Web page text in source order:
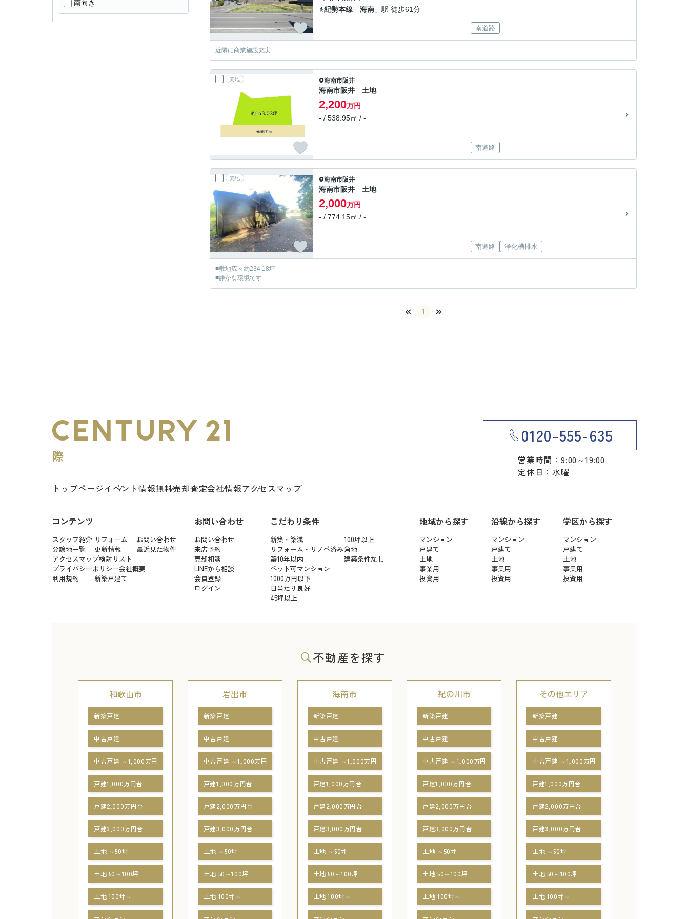
紀勢本線 「海南 」駅 徒歩61分
南道路
近隣に商業施設充実
売地 海南市阪井
海南市阪井 土地
2,200万円
- / 538.95㎡ / -
南道路
売地 海南市阪井
海南市阪井 土地
2,000万円
- / 774.15㎡ / -
南道路 浄化槽排水
■敷地広々約234.18坪
■静かな環境です
1
南向き
トップページイベント情報無料売却査定会社情報アクセスマップ
0120-555-635
営業時間：9:00～19:00
定休日：水曜
コンテンツ
スタッフ紹介 リフォーム
お問い合わせ
分譲地一覧
更新情報
最近見た物件
アクセスマップ検討リスト
プライバシーポリシー会社概要
利用規約
新築戸建て
お問い合わせ
お問い合わせ
来店予約
売却相談
LINEから相談
会員登録
ログイン
こだわり条件
新築・築浅
100坪以上
リフォーム・リノベ済み角地
築10年以内
建築条件なし
ペット可マンション
1000万円以下
日当たり良好
45坪以上
地域から探す
マンション
戸建て
土地
事業用
投資用
沿線から探す
マンション
戸建て
土地
事業用
投資用
学区から探す
マンション
戸建て
土地
事業用
投資用
不動産を探す
和歌山市
新築戸建
中古戸建
中古戸建 ～1,000万円
戸建1,000万円台
戸建2,000万円台
戸建3,000万円台
土地 ～50坪
土地 50～100坪
土地 100坪～
岩出市
新築戸建
中古戸建
中古戸建 ～1,000万円
戸建1,000万円台
戸建2,000万円台
戸建3,000万円台
土地 ～50坪
土地 50～100坪
土地 100坪～
海南市
新築戸建
中古戸建
中古戸建 ～1,000万円
戸建1,000万円台
戸建2,000万円台
戸建3,000万円台
土地 ～50坪
土地 50～100坪
土地 100坪～
紀の川市
新築戸建
中古戸建
中古戸建 ～1,000万円
戸建1,000万円台
戸建2,000万円台
戸建3,000万円台
土地 ～50坪
土地 50～100坪
土地 100坪～
その他エリア
新築戸建
中古戸建
中古戸建 ～1,000万円
戸建1,000万円台
戸建2,000万円台
戸建3,000万円台
土地 ～50坪
土地 50～100坪
土地 100坪～